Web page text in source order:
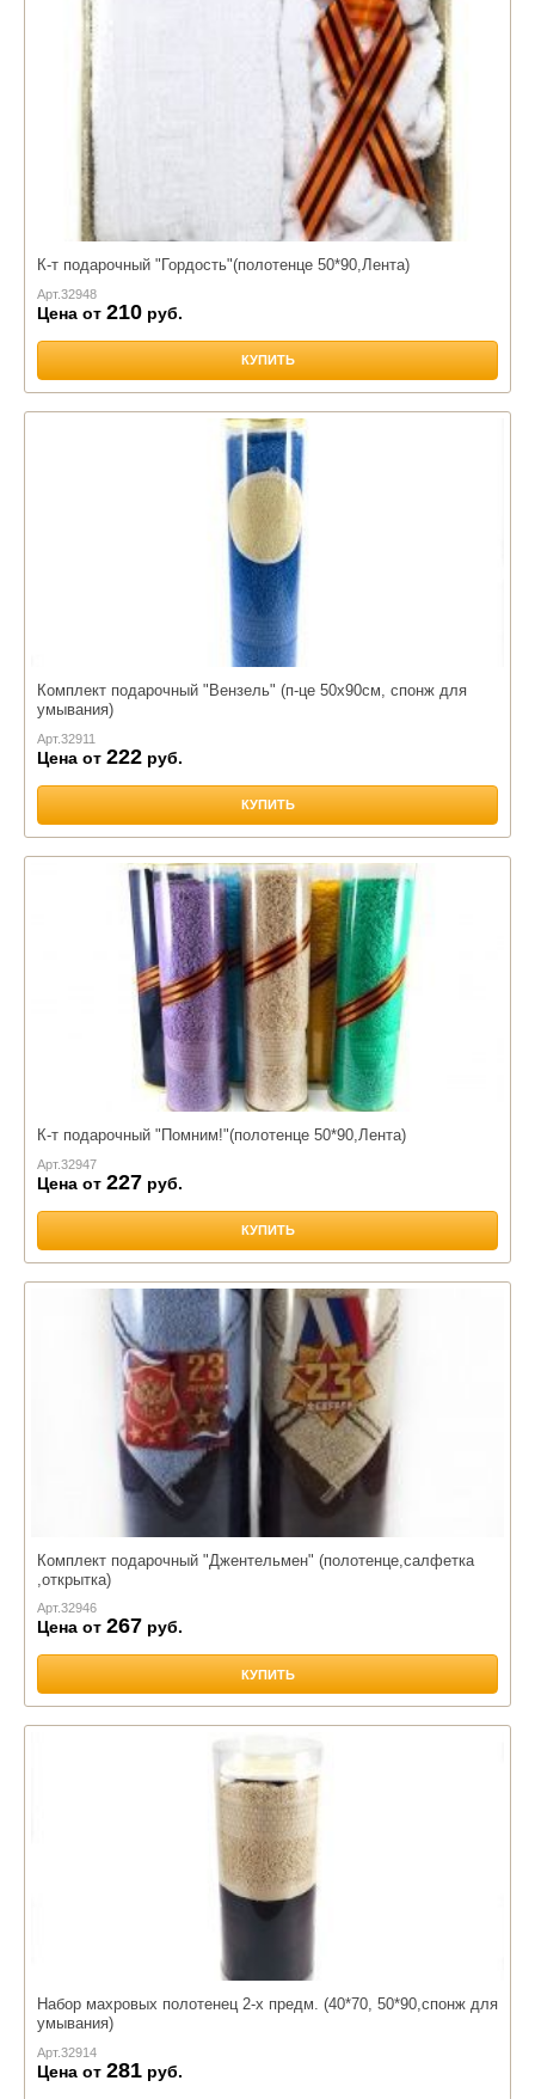
К-т подарочный "Гордость"(полотенце 50*90,Лента)
Арт.32948
Цена от 210 руб.
КУПИТЬ
Комплект подарочный "Вензель" (п-це 50х90см, спонж для
умывания)
Арт.32911
Цена от 222 руб.
КУПИТЬ
К-т подарочный "Помним!"(полотенце 50*90,Лента)
Арт.32947
Цена от 227 руб.
КУПИТЬ
Комплект подарочный "Джентельмен" (полотенце,салфетка
,открытка)
Арт.32946
Цена от 267 руб.
КУПИТЬ
Набор махровых полотенец 2-х предм. (40*70, 50*90,спонж для
умывания)
Арт.32914
Цена от 281 руб.